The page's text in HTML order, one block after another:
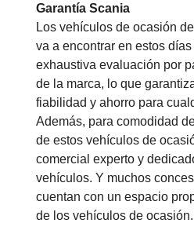
Garantía Scania
Los vehículos de ocasión
va a encontrar en estos
exhaustiva evaluación por
de la marca, lo que
fiabilidad y ahorro para
Además, para comodidad
de estos vehículos de
comercial experto y
vehículos. Y muchos
cuentan con un espacio
de los vehículos de ocasión.